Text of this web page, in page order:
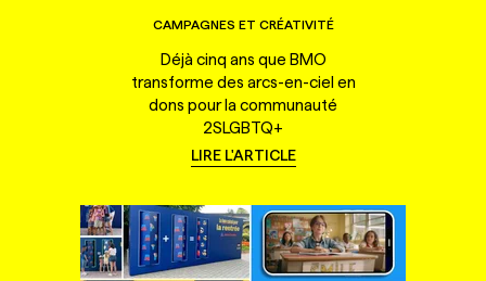
CAMPAGNES ET CRÉATIVITÉ
Déjà cinq ans que BMO
transforme des arcs-en-ciel en
dons pour la communauté
2SLGBTQ+
LIRE L'ARTICLE